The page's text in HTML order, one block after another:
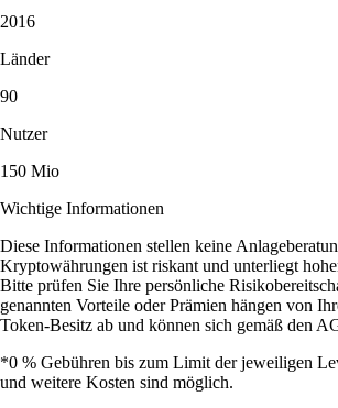
2016
Länder
90
Nutzer
150 Mio
Wichtige Informationen
Diese Informationen stellen keine
Kryptowährungen ist riskant und unterliegt
Bitte prüfen Sie Ihre persönliche
genannten Vorteile oder Prämien hängen von
Token-Besitz ab und können sich gemäß den
*0 % Gebühren bis zum Limit der jeweiligen
und weitere Kosten sind möglich.